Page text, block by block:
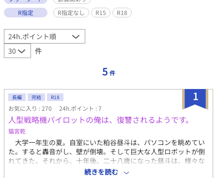
R指定
R指定なし R15 R18
件
5 件
1
長編 完結 R18
お気に入り : 270 24h.ポイント : 7
人型戦略機パイロットの俺は、復讐されるようです。
猫宮乾
大学一年生の夏。自室にいた粕谷昼斗は、パソコンを眺めてい
た。すると轟音がし、壁が倒壊。そして巨大な人型ロボットが倒
れてきた。それから、十年後。二十八歳になった昼斗は、様々な
ものを失いつつ、地球外生命体と戦う地球防衛軍のパイロットに
続きを読む